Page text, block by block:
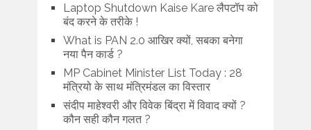
Laptop Shutdown Kaise Kare लैपटॉप को
बंद करने के तरीके !
What is PAN 2.0 आखिर क्यों, सबका बनेगा
नया पैन कार्ड ?
MP Cabinet Minister List Today : 28
मंत्रियो के साथ मंत्रिमंडल का विस्तार
संदीप माहेश्वरी और विवेक बिंद्रा में विवाद क्यों ?
कौन सही कौन गलत ?